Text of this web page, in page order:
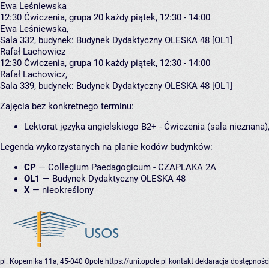
Ewa Leśniewska
12:30 Ćwiczenia, grupa 20 każdy piątek, 12:30 - 14:00
Ewa Leśniewska,
Sala 332, budynek: Budynek Dydaktyczny OLESKA 48 [OL1]
Rafał Lachowicz
12:30 Ćwiczenia, grupa 10 każdy piątek, 12:30 - 14:00
Rafał Lachowicz,
Sala 339, budynek: Budynek Dydaktyczny OLESKA 48 [OL1]
Zajęcia bez konkretnego terminu:
Lektorat języka angielskiego B2+ - Ćwiczenia (sala
Legenda wykorzystanych na planie kodów budynków:
CP — Collegium Paedagogicum - CZAPLAKA 2A
OL1 — Budynek Dydaktyczny OLESKA 48
X — nieokreślony
pl. Kopernika 11a, 45-040 Opole https://uni.opole.pl kontakt deklaracja